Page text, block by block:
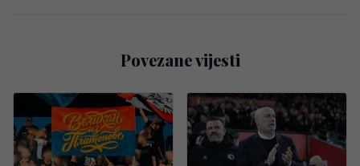
Povezane vijesti